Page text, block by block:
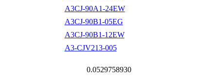
A3CJ-90A1-24EW
A3CJ-90B1-05EG
A3CJ-90B1-12EW
A3-CJV213-005
0.0529758930